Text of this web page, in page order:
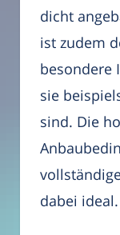
dicht
ist zudem
besondere
sie
sind. Die
dabei ideal.